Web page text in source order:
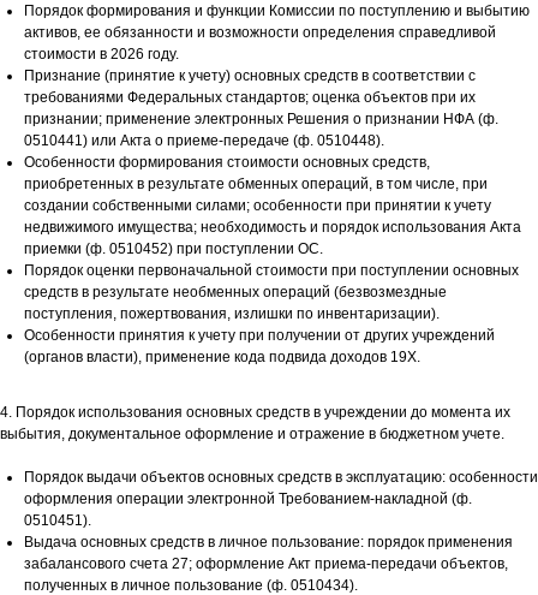
Порядок формирования и функции Комиссии по поступлению и выбытию
активов, ее обязанности и возможности определения справедливой
стоимости в 2026 году.
Признание (принятие к учету) основных средств в соответствии с
требованиями Федеральных стандартов; оценка объектов при их
признании; применение электронных Решения о признании НФА (ф.
0510441) или Акта о приеме-передаче (ф. 0510448).
Особенности формирования стоимости основных средств,
приобретенных в результате обменных операций, в том числе, при
создании собственными силами; особенности при принятии к учету
недвижимого имущества; необходимость и порядок использования Акта
приемки (ф. 0510452) при поступлении ОС.
Порядок оценки первоначальной стоимости при поступлении основных
средств в результате необменных операций (безвозмездные
поступления, пожертвования, излишки по инвентаризации).
Особенности принятия к учету при получении от других учреждений
(органов власти), применение кода подвида доходов 19Х.
4. Порядок использования основных средств в учреждении до момента их
выбытия, документальное оформление и отражение в бюджетном учете.
Порядок выдачи объектов основных средств в эксплуатацию: особенности
оформления операции электронной Требованием-накладной (ф.
0510451).
Выдача основных средств в личное пользование: порядок применения
забалансового счета 27; оформление Акт приема-передачи объектов,
полученных в личное пользование (ф. 0510434).